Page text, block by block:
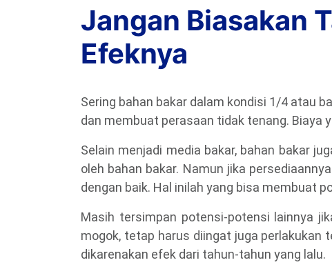
Jangan Biasakan
Efeknya
Sering bahan bakar dalam kondisi 1/4 atau
dan membuat perasaan tidak tenang. Biaya
Selain menjadi media bakar, bahan bakar
oleh bahan bakar. Namun jika
dengan baik. Hal inilah yang bisa membuat
Masih tersimpan potensi-potensi lainnya
mogok, tetap harus diingat juga perlakukan
dikarenakan efek dari tahun-tahun yang lalu.